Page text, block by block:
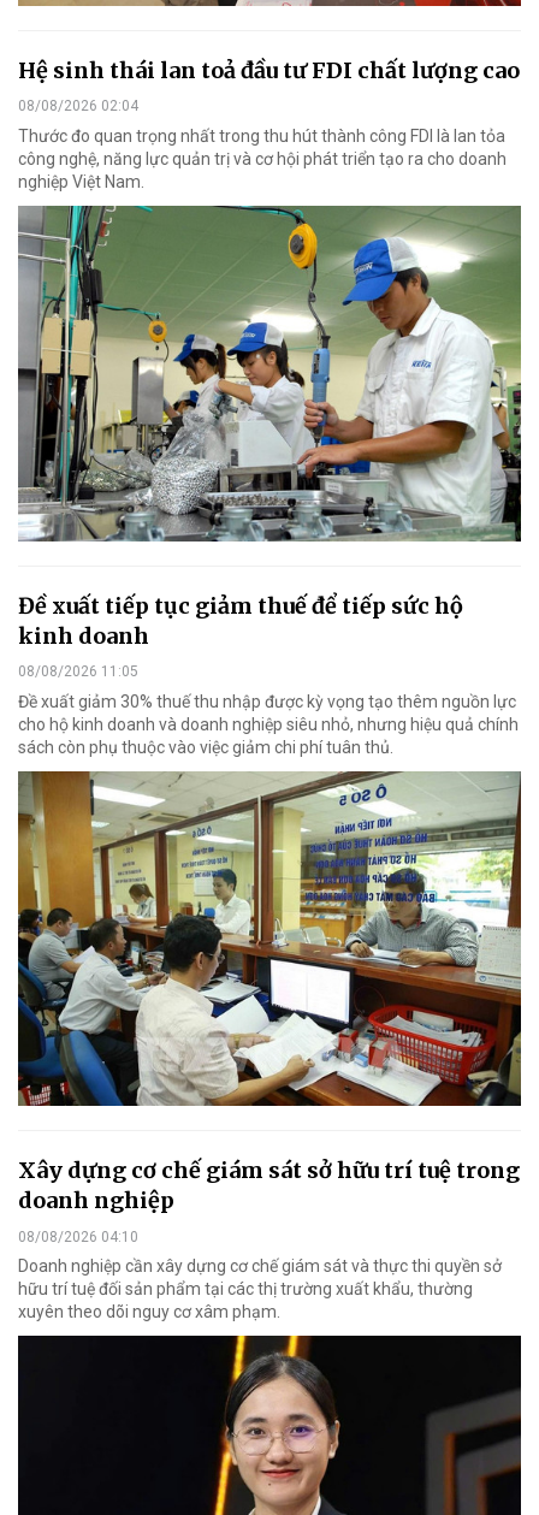
Hệ sinh thái lan toả đầu tư FDI chất lượng cao
08/08/2026 02:04
Thước đo quan trọng nhất trong thu hút thành công FDI là lan tỏa
công nghệ, năng lực quản trị và cơ hội phát triển tạo ra cho doanh
nghiệp Việt Nam.
Đề xuất tiếp tục giảm thuế để tiếp sức hộ
kinh doanh
08/08/2026 11:05
Đề xuất giảm 30% thuế thu nhập được kỳ vọng tạo thêm nguồn lực
cho hộ kinh doanh và doanh nghiệp siêu nhỏ, nhưng hiệu quả chính
sách còn phụ thuộc vào việc giảm chi phí tuân thủ.
Xây dựng cơ chế giám sát sở hữu trí tuệ trong
doanh nghiệp
08/08/2026 04:10
Doanh nghiệp cần xây dựng cơ chế giám sát và thực thi quyền sở
hữu trí tuệ đối sản phẩm tại các thị trường xuất khẩu, thường
xuyên theo dõi nguy cơ xâm phạm.